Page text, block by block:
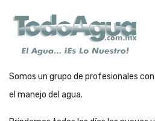
Somos un grupo de profesionales
el manejo del agua.